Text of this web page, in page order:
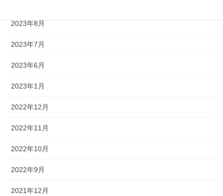
2023年8月
2023年7月
2023年6月
2023年1月
2022年12月
2022年11月
2022年10月
2022年9月
2021年12月